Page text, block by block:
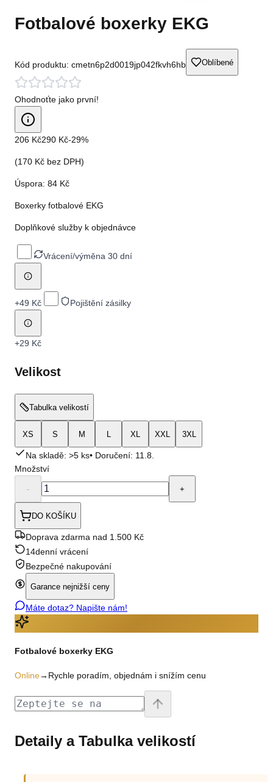
Fotbalové boxerky EKG
Kód produktu: cmetn6p2d0019jp042fkvh6hb Oblíbené
Ohodnoťte jako první!
206 Kč290 Kč-29%
(170 Kč bez DPH)
Úspora: 84 Kč
Boxerky fotbalové EKG
Doplňkové služby k objednávce
Vrácení/výměna 30 dní
+49 Kč Pojištění zásilky
+29 Kč
Velikost
Tabulka velikostí
XS S M L XL XXL 3XL
Na skladě: >5 ks• Doručení: 11.8.
Množství
- +
DO KOŠÍKU
Doprava zdarma nad 1.500 Kč
14denní vrácení
Bezpečné nakupování
Garance nejnižší ceny
Máte dotaz? Napište nám!
Fotbalové boxerky EKG
Online→ Rychle poradím, objednám i snížím cenu
Detaily a Tabulka velikostí